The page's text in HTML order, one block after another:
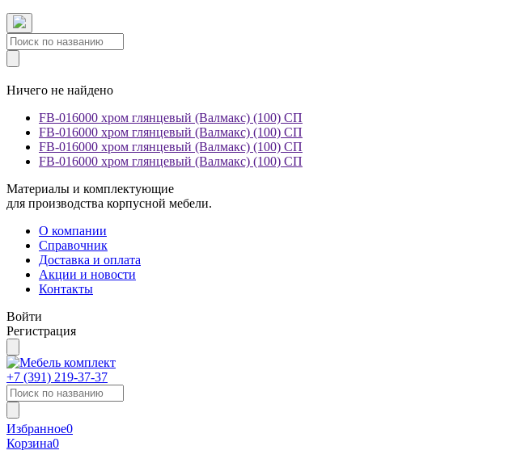
Ничего не найдено
FB-016000 хром глянцевый (Валмакс) (100) СП
FB-016000 хром глянцевый (Валмакс) (100) СП
FB-016000 хром глянцевый (Валмакс) (100) СП
FB-016000 хром глянцевый (Валмакс) (100) СП
Материалы и комплектующие
для производства корпусной мебели.
О компании
Справочник
Доставка и оплата
Акции и новости
Контакты
Войти
Регистрация
+7 (391) 219-37-37
Избранное0
Корзина0